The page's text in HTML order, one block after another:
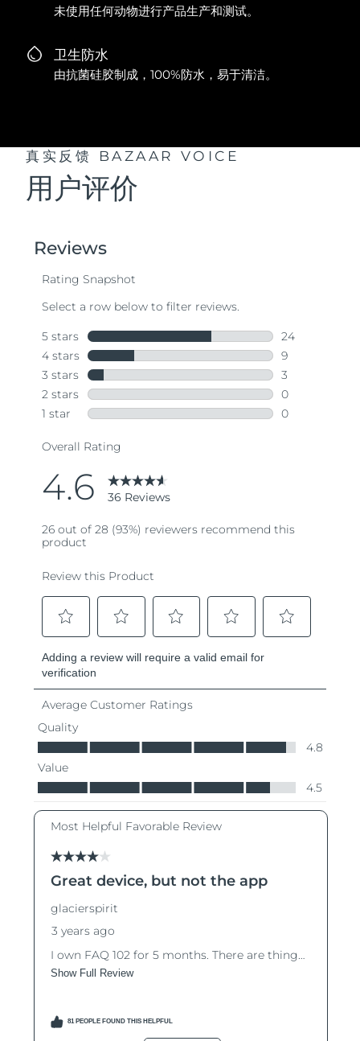
未使用任何动物进行产品生产和测试。
卫生防水
由抗菌硅胶制成，100%防水，易于清洁。
真实反馈 BAZAAR VOICE
用户评价